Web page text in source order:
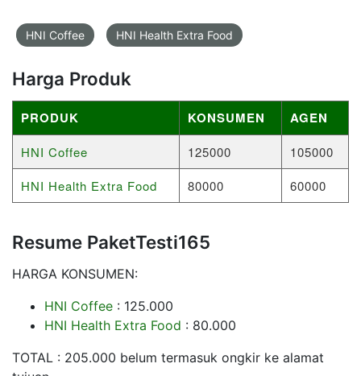
HNI Coffee HNI Health Extra Food
Harga Produk
PRODUK KONSUMEN AGEN
HNI Coffee 125000
105000
HNI Health Extra Food
80000 60000
Resume PaketTesti165
HARGA KONSUMEN:
HNI Coffee : 125.000
HNI Health Extra Food : 80.000
TOTAL : 205.000 belum termasuk ongkir ke alamat